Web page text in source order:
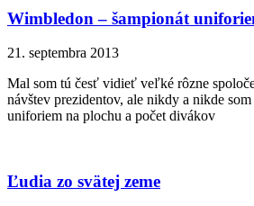
Wimbledon – šampionát
21. septembra 2013
Mal som tú česť vidieť veľké rôzne
návštev prezidentov, ale nikdy a nikde
uniforiem na plochu a počet divákov
Ľudia zo svätej zeme